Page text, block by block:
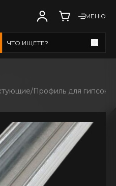
МЕНЮ
ЧТО ИЩЕТЕ?
Профиль для